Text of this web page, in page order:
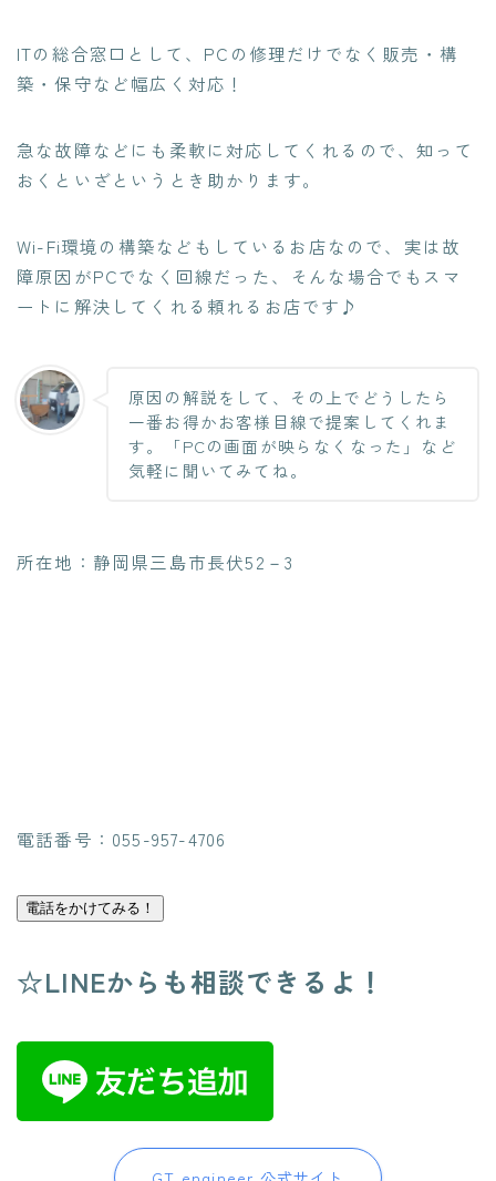
ITの総合窓口として、PCの修理だけでなく販売・構
築・保守など幅広く対応！
急な故障などにも柔軟に対応してくれる ので、知って
おくといざというとき助かります。
Wi-Fi環境の構築などもしているお店なので、実は故
障原因がPCでなく回線だった、そんな場合でもスマ
ートに解決してくれる頼れるお店です♪
原因の解説をして、その上でどうしたら
一番お得かお客様目線で提案してくれま
す。「PCの画面が映らなくなった」など
気軽に聞いてみてね。
所在地：静岡県三島市長伏52－3
電話番号：055-957-4706
電話をかけてみる！
☆LINEからも相談できるよ！